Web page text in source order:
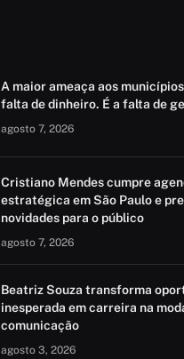
A maior ameaça aos
falta de dinheiro. É a falta de
agosto 7, 2026
Cristiano Mendes cumpre
estratégica em São Paulo e
novidades para o público
agosto 7, 2026
Beatriz Souza transforma
inesperada em carreira na
comunicação
agosto 3, 2026